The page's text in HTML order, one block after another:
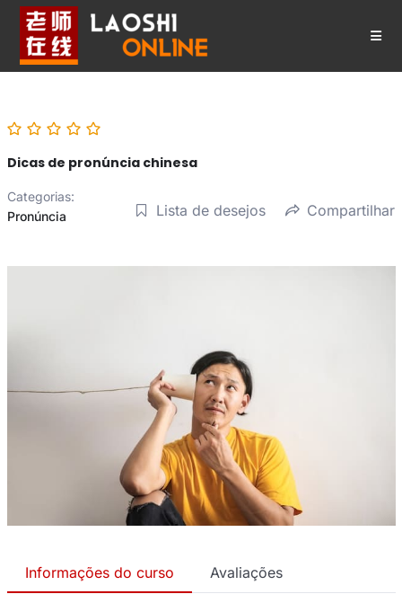
Dicas de pronúncia chinesa
Categorias:
Pronúncia
Lista de desejos Compartilhar
Informações do curso Avaliações